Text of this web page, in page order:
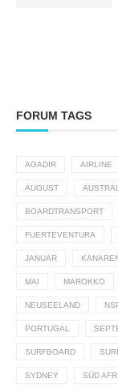
FORUM TAGS
AGADIR AIRLINE
AUGUST
BOARDTRANSPORT
FUERTEVENTURA
JANUAR
MAI MAROKKO
NEUSEELAND
PORTUGAL
SURFBOARD
SYDNEY SÜD